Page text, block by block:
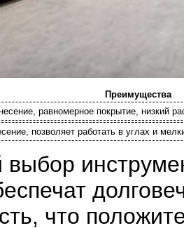
Преимущества
равномерное покрытие, низкий
позволяет работать в углах и
что